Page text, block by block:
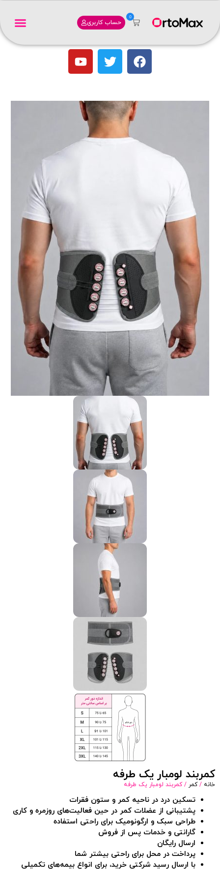
0
حساب کاربری
کمربند لومبار یک طرفه
خانه /کمر / کمربند لومبار یک طرفه
تسکین درد در ناحیه کمر و ستون فقرات
پشتیبانی از عضلات کمر در حین فعالیت‌های روزمره و کاری
طراحی سبک و ارگونومیک برای راحتی استفاده
گارانتی و خدمات پس از فروش
ارسال رایگان
پرداخت در محل برای راحتی بیشتر شما
با ارسال رسید شرکتی خرید، برای انواع بیمه‌های تکمیلی